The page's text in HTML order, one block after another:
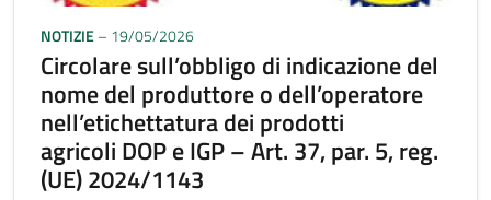
NOTIZIE– 19/05/2026
Circolare sull’obbligo di indicazione del
nome del produttore o dell’operatore
nell’etichettatura dei prodotti
agricoli DOP e IGP – Art. 37, par. 5, reg.
(UE) 2024/1143